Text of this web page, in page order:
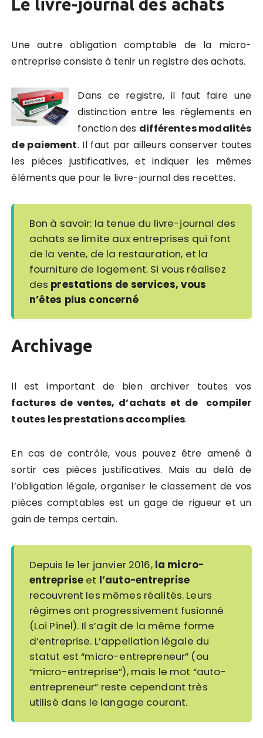
Le livre-journal des achats
Une autre obligation comptable de la micro-
entreprise consiste à tenir un registre des achats.
Dans ce registre, il faut faire une
distinction entre les règlements en
fonction des différentes modalités
de paiement. Il faut par ailleurs conserver toutes
les pièces justificatives, et indiquer les mêmes
éléments que pour le livre-journal des recettes.
Bon à savoir: la tenue du livre-journal des
achats se limite aux entreprises qui font
de la vente, de la restauration, et la
fourniture de logement. Si vous réalisez
des prestations de services, vous
n’êtes plus concerné
Archivage
Il est important de bien archiver toutes vos
factures de ventes, d’achats et de compiler
toutes les prestations accomplies.
En cas de contrôle, vous pouvez être amené à
sortir ces pièces justificatives. Mais au delà de
l’obligation légale, organiser le classement de vos
pièces comptables est un gage de rigueur et un
gain de temps certain.
Depuis le 1er janvier 2016, la micro-
entreprise et l’auto-entreprise
recouvrent les mêmes réalités. Leurs
régimes ont progressivement fusionné
(Loi Pinel). Il s’agit de la même forme
d’entreprise. L’appellation légale du
statut est “micro-entrepreneur” (ou
“micro-entreprise”), mais le mot “auto-
entrepreneur” reste cependant très
utilisé dans le langage courant.